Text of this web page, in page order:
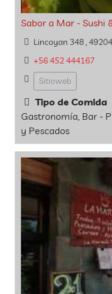
Sabor a Mar - Sushi
Lincoyan 348 ,
+56 452 444167
Sitioweb
Tipo de Comida
Gastronomía, Bar -
y Pescados